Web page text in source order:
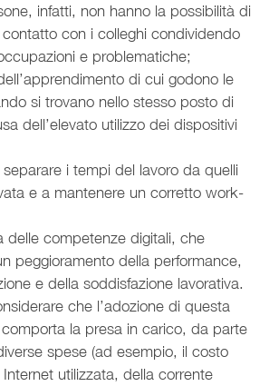
infatti, non hanno la possibilità di
con i colleghi condividendo
e problematiche;
di cui godono le
si trovano nello stesso posto di
dell’elevato utilizzo dei dispositivi
i tempi del lavoro da quelli
e a mantenere un corretto work-
delle competenze digitali, che
peggioramento della performance,
e della soddisfazione lavorativa.
che l’adozione di questa
la presa in carico, da parte
spese (ad esempio, il costo
utilizzata, della corrente